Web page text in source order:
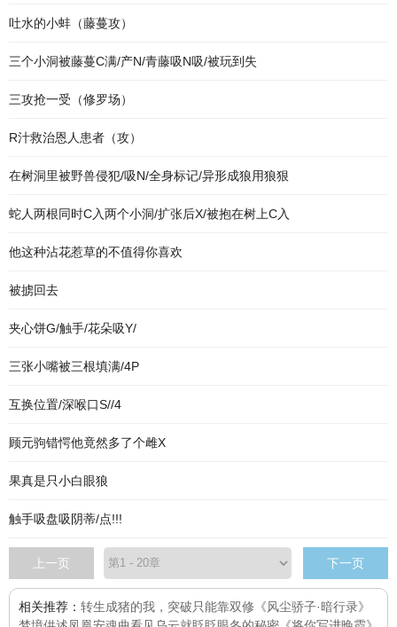
吐水的小蚌（藤蔓攻）
三个小洞被藤蔓C满/产N/青藤吸N吸/被玩到失
三攻抢一受（修罗场）
R汁救治恩人患者（攻）
在树洞里被野兽侵犯/吸N/全身标记/异形成狼用狼狠
蛇人两根同时C入两个小洞/扩张后X/被抱在树上C入
他这种沾花惹草的不值得你喜欢
被掳回去
夹心饼G/触手/花朵吸Y/
三张小嘴被三根填满/4P
互换位置/深喉口S//4
顾元驹错愕他竟然多了个雌X
果真是只小白眼狼
触手吸盘吸阴蒂/点!!!
上一页 下一页
相关推荐： 转生成猪的我，突破只能靠双修 《风尘骄子·暗行录》